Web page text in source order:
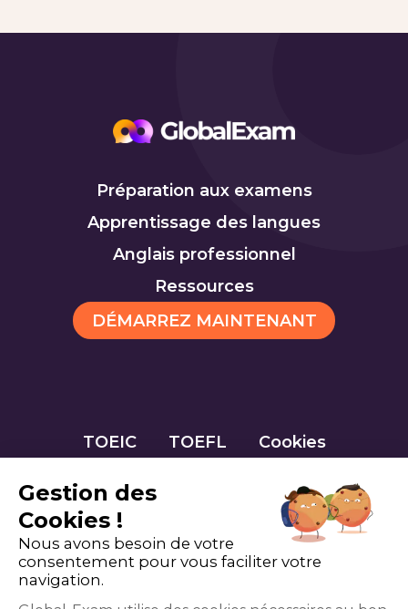
Préparation aux examens
Apprentissage des langues
Anglais professionnel
Ressources
DÉMARREZ MAINTENANT
TOEIC TOEFL Cookies
Gestion des
Cookies !
Nous avons besoin de votre
consentement pour vous faciliter votre
navigation.